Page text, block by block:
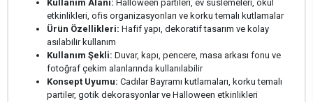
Kullanım Alanı: Halloween partileri, ev süslemeleri, okul
etkinlikleri, ofis organizasyonları ve korku temalı kutlamalar
Ürün Özellikleri: Hafif yapı, dekoratif tasarım ve kolay
asılabilir kullanım
Kullanım Şekli: Duvar, kapı, pencere, masa arkası fonu ve
fotoğraf çekim alanlarında kullanılabilir
Konsept Uyumu: Cadılar Bayramı kutlamaları, korku temalı
partiler, gotik dekorasyonlar ve Halloween etkinlikleri